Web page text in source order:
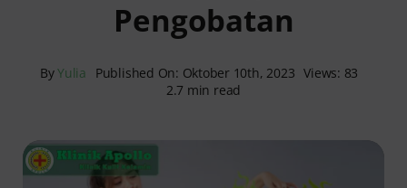
Pengobatan
ByYulia Published On: Oktober 10th, 2023 Views: 83
2.7 min read